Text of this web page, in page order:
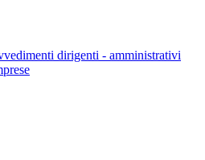
dirigenti - amministrativi